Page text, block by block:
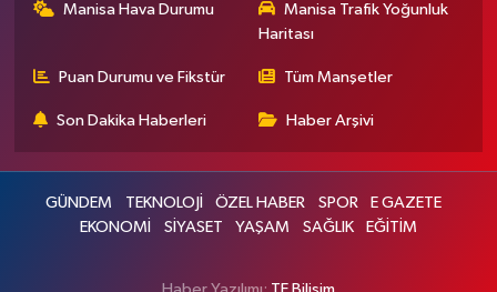
Manisa Hava Durumu
Manisa Trafik Yoğunluk
Haritası
Puan Durumu ve Fikstür Tüm Manşetler
Son Dakika Haberleri Haber Arşivi
GÜNDEM TEKNOLOJİ ÖZEL HABER SPOR
E GAZETE
EKONOMİ
SİYASET YAŞAM SAĞLIK EĞİTİM